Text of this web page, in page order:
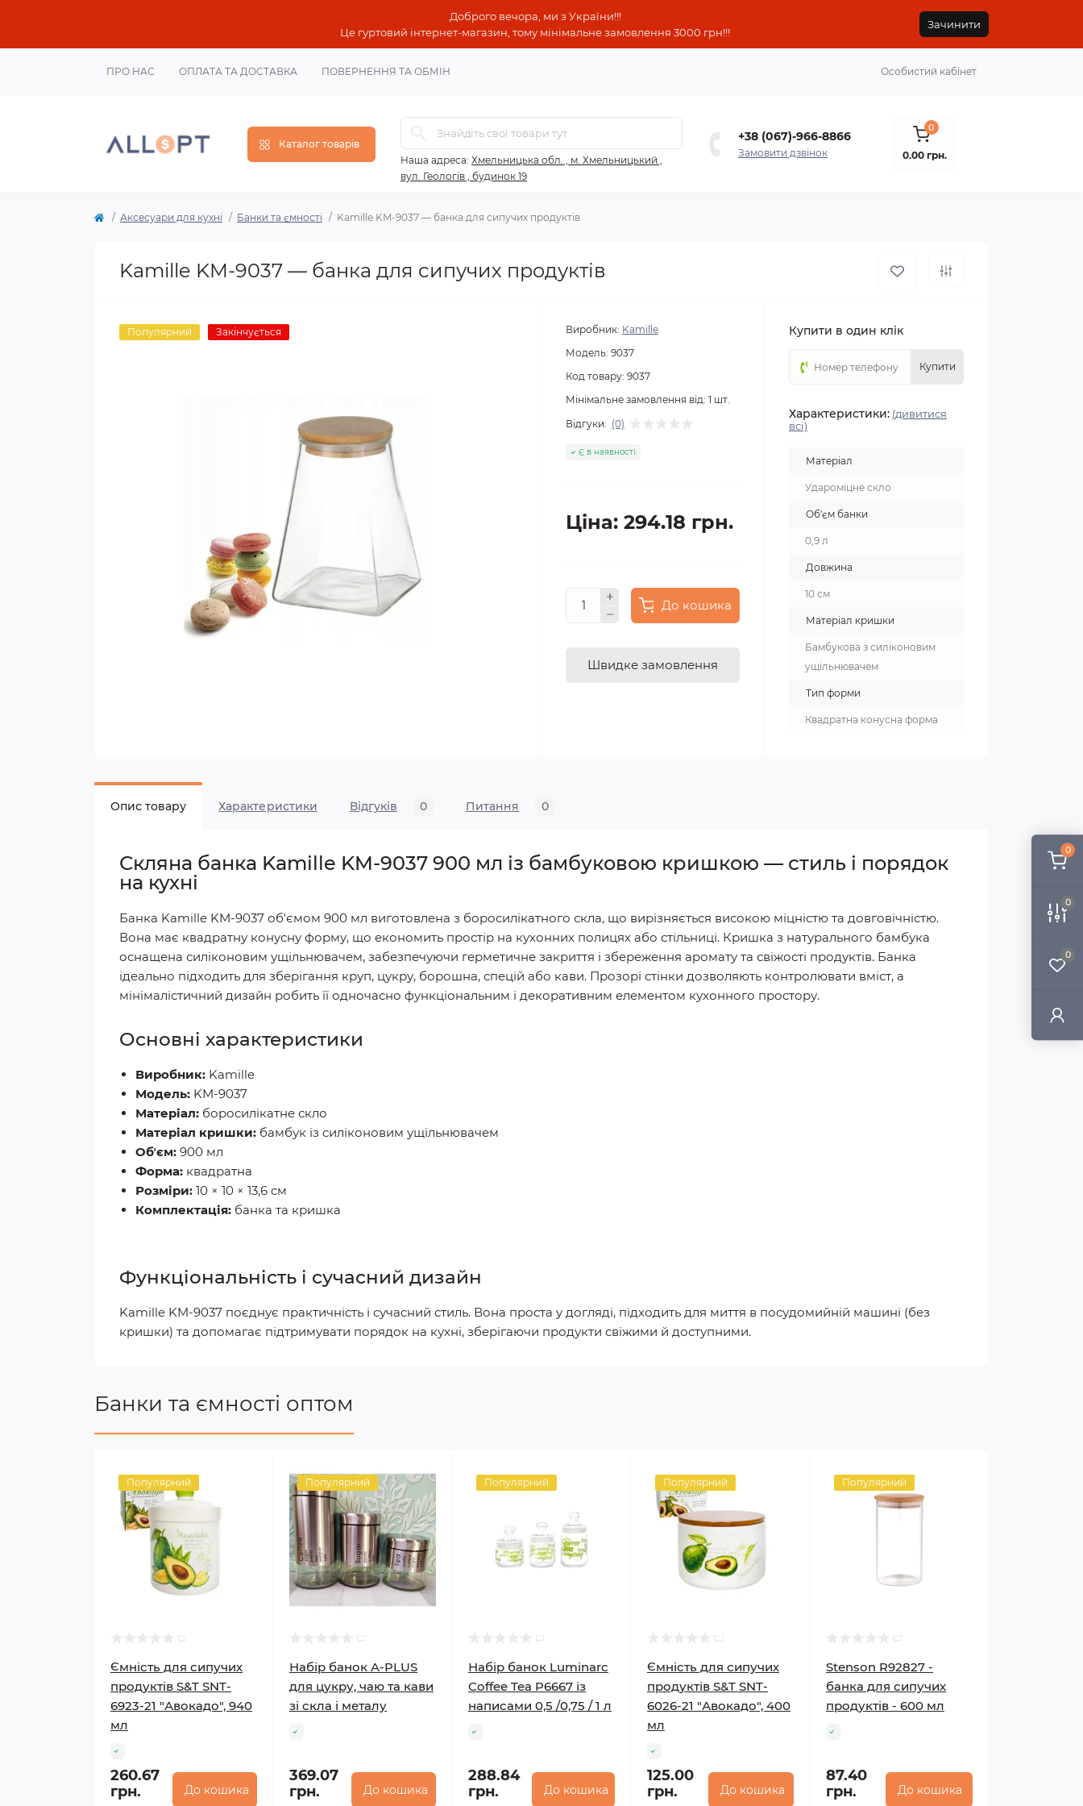
0
0
0
Доброго вечора, ми з України!!!
Це гуртовий інтернет-магазин, тому мінімальне замовлення 3000 грн!!!
Зачинити
ПРО НАС ОПЛАТА ТА ДОСТАВКА ПОВЕРНЕННЯ ТА ОБМІН Особистий кабінет
Каталог товарів
Наша адреса: Хмельницька обл. , м. Хмельницький ,
вул. Геологів , будинок 19
+38 (067)-966-8866
Замовити дзвінок
0
0.00 грн.
Аксесуари для кухні Банки та ємності Kamille KM-9037 — банка для сипучих продуктів
Kamille KM-9037 — банка для сипучих продуктів
Популярний Закінчується Виробник: Kamille
Модель: 9037
Код товару: 9037
Мінімальне замовлення від: 1 шт.
Відгуки: (0)
Є в наявності
Ціна: 294.18 грн.
До кошика
Швидке замовлення
Купити в один клік
Купити
Характеристики: (дивитися
всі)
Матеріал
Удароміцне скло
Об'єм банки
0,9 л
Довжина
10 см
Матеріал кришки
Бамбукова з силіконовим
ущільнювачем
Тип форми
Квадратна конусна форма
Опис товару Характеристики Відгуків 0 Питання 0
Скляна банка Kamille KM-9037 900 мл із бамбуковою кришкою — стиль і порядок
на кухні
Банка Kamille KM-9037 об'ємом 900 мл виготовлена з боросилікатного скла, що вирізняється високою міцністю та довговічністю.
Вона має квадратну конусну форму, що економить простір на кухонних полицях або стільниці. Кришка з натурального бамбука
оснащена силіконовим ущільнювачем, забезпечуючи герметичне закриття і збереження аромату та свіжості продуктів. Банка
ідеально підходить для зберігання круп, цукру, борошна, спецій або кави. Прозорі стінки дозволяють контролювати вміст, а
мінімалістичний дизайн робить її одночасно функціональним і декоративним елементом кухонного простору.
Основні характеристики
Виробник: Kamille
Модель: KM-9037
Матеріал: боросилікатне скло
Матеріал кришки: бамбук із силіконовим ущільнювачем
Обʼєм: 900 мл
Форма: квадратна
Розміри: 10 × 10 × 13,6 см
Комплектація: банка та кришка
Функціональність і сучасний дизайн
Kamille KM-9037 поєднує практичність і сучасний стиль. Вона проста у догляді, підходить для миття в посудомийній машині (без
кришки) та допомагає підтримувати порядок на кухні, зберігаючи продукти свіжими й доступними.
Банки та ємності оптом
Популярний
Ємність для сипучих
продуктів S&T SNT-
6923-21 "Авокадо", 940
мл
260.67
грн.
До кошика
Популярний
Набір банок A-PLUS
для цукру, чаю та кави
зі скла і металу
369.07
грн.
До кошика
Популярний
Набір банок Luminarc
Coffee Tea P6667 із
написами 0,5 /0,75 / 1 л
288.84
грн.
До кошика
Популярний
Ємність для сипучих
продуктів S&T SNT-
6026-21 "Авокадо", 400
мл
125.00
грн.
До кошика
Популярний
Stenson R92827 -
банка для сипучих
продуктів - 600 мл
87.40
грн.
До кошика